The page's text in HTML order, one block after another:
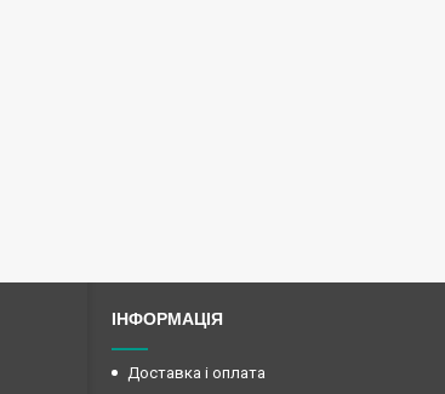
ІНФОРМАЦІЯ
Доставка і оплата